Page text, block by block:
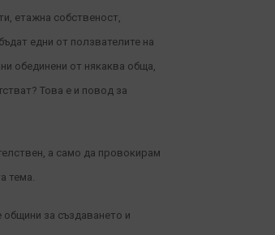
етажна собственост,
едни от ползвателите на
обединени от някаква обща,
Това е и повод за
а само да провокирам
тема.
за създаването и